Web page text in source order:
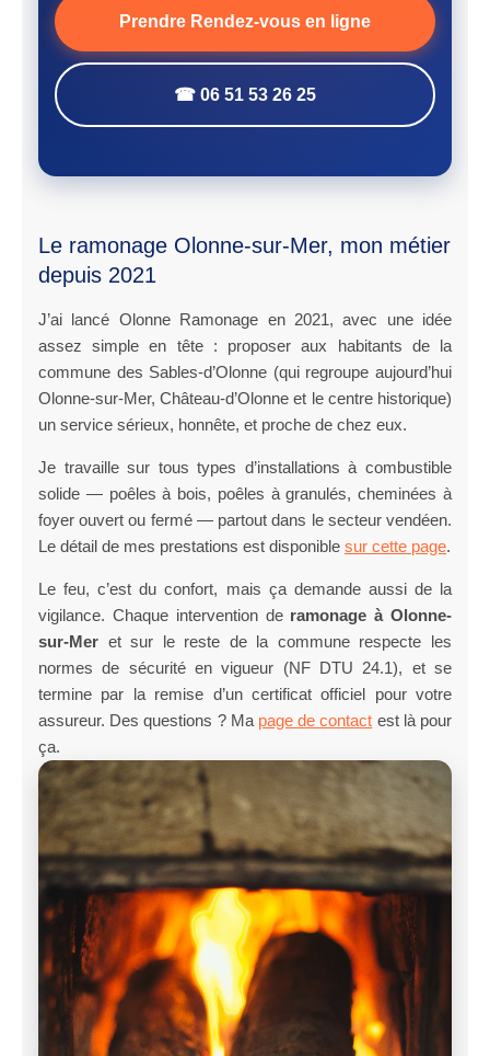
Prendre Rendez-vous en ligne
☎ 06 51 53 26 25
Le ramonage Olonne-sur-Mer, mon métier
depuis 2021
J’ai lancé Olonne Ramonage en 2021, avec une idée
assez simple en tête : proposer aux habitants de la
commune des Sables-d’Olonne (qui regroupe aujourd’hui
Olonne-sur-Mer, Château-d’Olonne et le centre historique)
un service sérieux, honnête, et proche de chez eux.
Je travaille sur tous types d’installations à combustible
solide — poêles à bois, poêles à granulés, cheminées à
foyer ouvert ou fermé — partout dans le secteur vendéen.
Le détail de mes prestations est disponible sur cette page.
Le feu, c’est du confort, mais ça demande aussi de la
vigilance. Chaque intervention de ramonage à Olonne-
sur-Mer et sur le reste de la commune respecte les
normes de sécurité en vigueur (NF DTU 24.1), et se
termine par la remise d’un certificat officiel pour votre
assureur. Des questions ? Ma page de contact est là pour
ça.